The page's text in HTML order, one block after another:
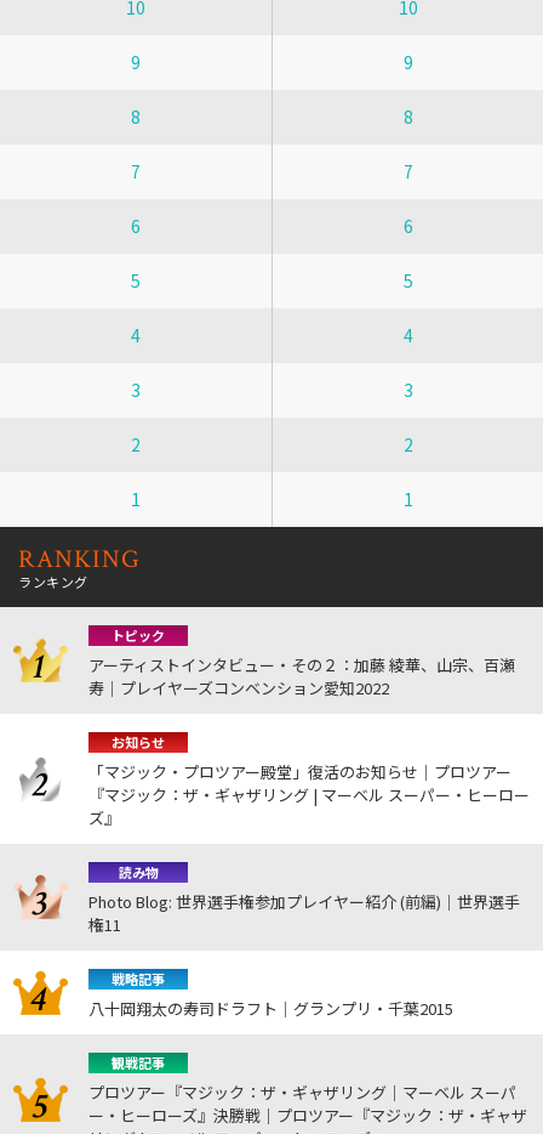
10 10
9 9
8 8
7 7
6 6
5 5
4 4
3 3
2 2
1 1
RANKING
ランキング
トピック
アーティストインタビュー・その２：加藤 綾華、山宗、百瀬
寿｜プレイヤーズコンベンション愛知2022
お知らせ
「マジック・プロツアー殿堂」復活のお知らせ｜プロツアー
『マジック：ザ・ギャザリング | マーベル スーパー・ヒーロー
ズ』
読み物
Photo Blog: 世界選手権参加プレイヤー紹介 (前編)｜世界選手
権11
戦略記事
八十岡翔太の寿司ドラフト｜グランプリ・千葉2015
観戦記事
プロツアー『マジック：ザ・ギャザリング｜マーベル スーパ
ー・ヒーローズ』決勝戦｜プロツアー『マジック：ザ・ギャザ